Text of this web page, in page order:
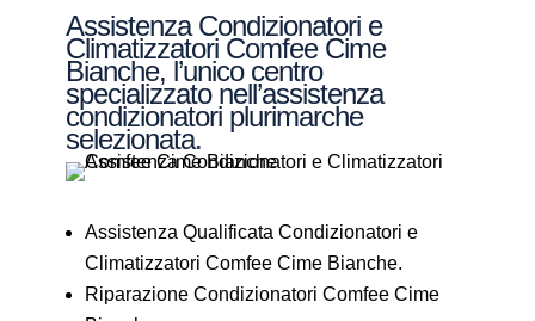
Assistenza Condizionatori e
Climatizzatori Comfee Cime
Bianche, l’unico centro
specializzato nell’assistenza
condizionatori plurimarche
selezionata.
Assistenza Qualificata Condizionatori e
Climatizzatori Comfee Cime Bianche.
Riparazione Condizionatori Comfee Cime